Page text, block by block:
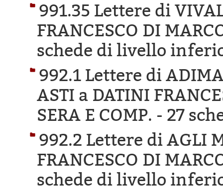
991.35 Lettere di
FRANCESCO DI
schede di livello
992.1 Lettere di
ASTI a DATINI
SERA E COMP. - 27
992.2 Lettere di AGLI
FRANCESCO DI
schede di livello